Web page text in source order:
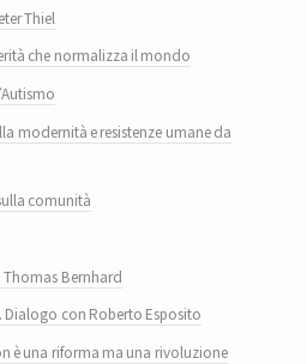
Thiel
che normalizza il mondo
modernità e resistenze umane da
comunità
Bernhard
Dialogo con Roberto Esposito
è una riforma ma una rivoluzione